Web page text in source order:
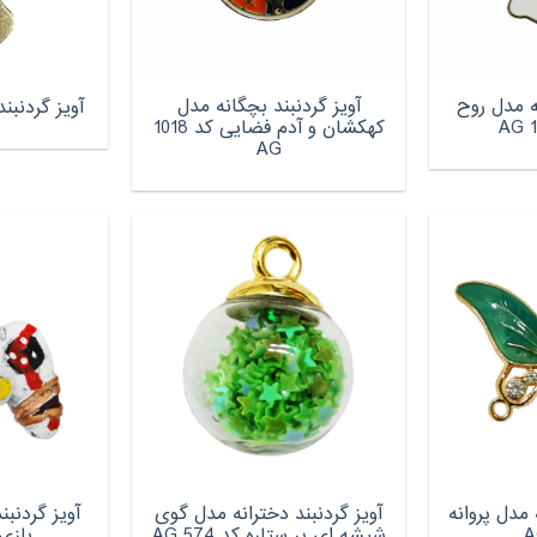
مدل روح آویز گردنبند بچگانه مدل
کهکشان و آدم فضایی کد 1018
AG
آویز
مدل پروانه آویز گردنبند دخترانه مدل گوی آویز